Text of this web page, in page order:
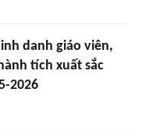
danh giáo viên,
tích xuất sắc
2026